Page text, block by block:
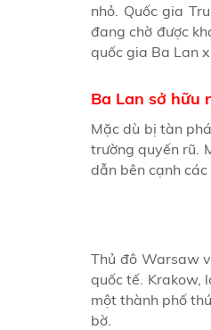
nhỏ. Quốc gia
đang chờ được
quốc gia Ba Lan
Ba Lan sở hữu
Mặc dù bị tàn
trường quyến rũ.
dẫn bên cạnh
Thủ đô Warsaw
quốc tế. Krakow,
một thành phố
bờ.